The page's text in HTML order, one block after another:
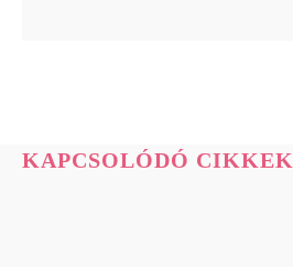
KAPCSOLÓDÓ CIKKEK